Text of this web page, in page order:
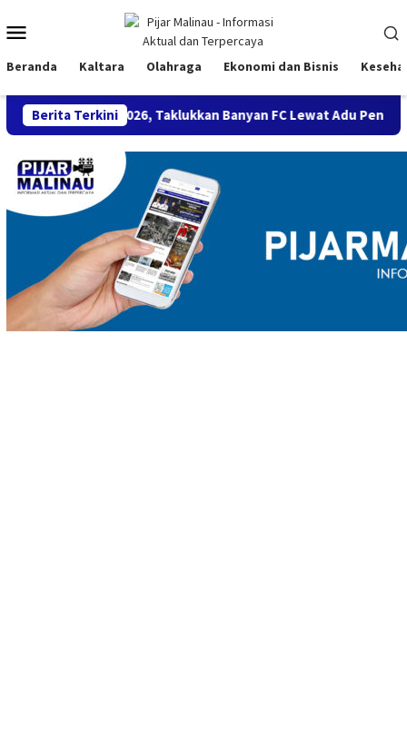
ke
Mobile
Beranda Kaltara Olahraga Ekonomi dan Bisnis
Berita Terkini
2026, Taklukkan Banyan FC Lewat Adu Penalti